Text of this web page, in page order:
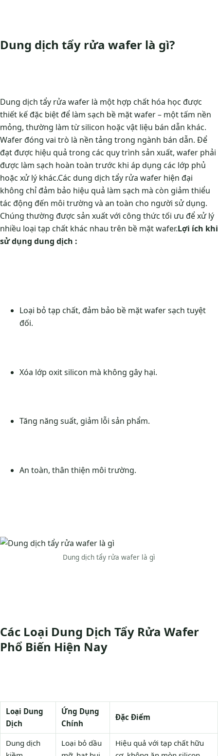
Dung dịch tẩy rửa wafer là gì?
Dung dịch tẩy rửa wafer là một hợp chất hóa học được
thiết kế đặc biệt để làm sạch bề mặt wafer – một tấm nền
mỏng, thường làm từ silicon hoặc vật liệu bán dẫn khác.
Wafer đóng vai trò là nền tảng trong ngành bán dẫn. Để
đạt được hiệu quả trong các quy trình sản xuất, wafer phải
được làm sạch hoàn toàn trước khi áp dụng các lớp phủ
hoặc xử lý khác.Các dung dịch tẩy rửa wafer hiện đại
không chỉ đảm bảo hiệu quả làm sạch mà còn giảm thiểu
tác động đến môi trường và an toàn cho người sử dụng.
Chúng thường được sản xuất với công thức tối ưu để xử lý
nhiều loại tạp chất khác nhau trên bề mặt wafer.Lợi ích khi
sử dụng dung dịch :
Loại bỏ tạp chất, đảm bảo bề mặt wafer sạch tuyệt
đối.
Xóa lớp oxit silicon mà không gây hại.
Tăng năng suất, giảm lỗi sản phẩm.
An toàn, thân thiện môi trường.
Dung dịch tẩy rửa wafer là gì
Các Loại Dung Dịch Tẩy Rửa Wafer
Phổ Biến Hiện Nay
Loại Dung
Dịch
Ứng Dụng
Chính
Đặc Điểm
Dung dịch
Loại bỏ dầu
Hiệu quả với tạp chất hữu